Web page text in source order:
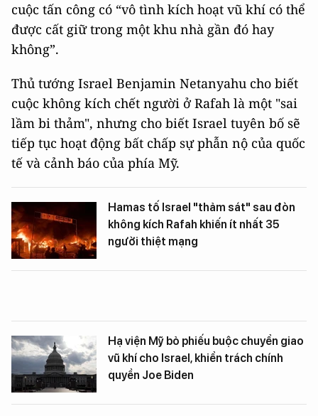
cuộc tấn công có “vô tình kích hoạt vũ khí có thể
được cất giữ trong một khu nhà gần đó hay
không”.
Thủ tướng Israel Benjamin Netanyahu cho biết
cuộc không kích chết người ở Rafah là một "sai
lầm bi thảm", nhưng cho biết Israel tuyên bố sẽ
tiếp tục hoạt động bất chấp sự phẫn nộ của quốc
tế và cảnh báo của phía Mỹ.
Hamas tố Israel "thảm sát" sau đòn
không kích Rafah khiến ít nhất 35
người thiệt mạng
Hạ viện Mỹ bỏ phiếu buộc chuyển giao
vũ khí cho Israel, khiển trách chính
quyền Joe Biden